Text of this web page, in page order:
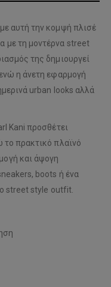
αυτή την κομψή πλισέ
με τη μοντέρνα street
της δημιουργεί
η άνετη εφαρμογή
urban looks αλλά
Kani προσθέτει
πρακτικό πλαϊνό
και άψογη
boots ή ένα
street style outfit.